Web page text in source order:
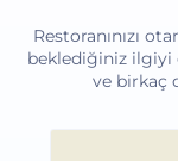
Restoranınızı
beklediğiniz ilgiyi
ve birkaç